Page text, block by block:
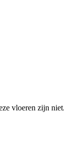
vloeren zijn